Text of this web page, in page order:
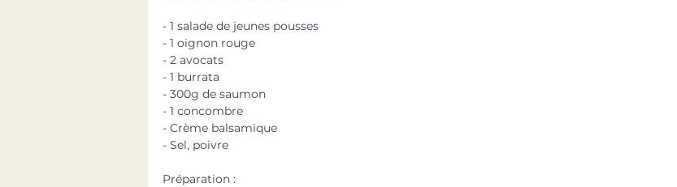
- 1 salade de jeunes pousses
- 1 oignon rouge
- 2 avocats
- 1 burrata
- 300g de saumon
- 1 concombre
- Crème balsamique
- Sel, poivre
Préparation :